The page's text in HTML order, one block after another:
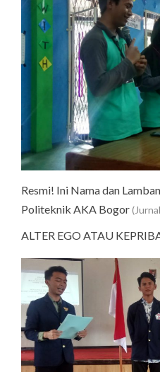
Resmi! Ini Nama dan
Politeknik AKA Bogor
ALTER EGO ATAU